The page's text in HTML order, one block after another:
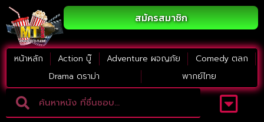
สมัครสมาชิก
หน้าหลัก Action บู๊ Adventure ผจญภัย
Comedy ตลก
Drama ดราม่า
พากย์ไทย